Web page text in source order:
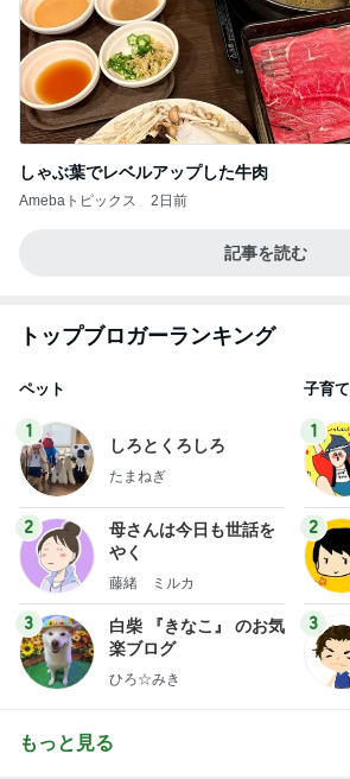
しゃぶ葉でレベルアップした牛肉
Amebaトピックス 2日前
記事を読む
トップブロガーランキング
ペット
1
しろとくろしろ
たまねぎ
2
母さんは今日も世話を
やく
藤緒 ミルカ
3
白柴 『きなこ』 のお気
楽ブログ
ひろ☆みき
子育て
1
2
3
もっと見る